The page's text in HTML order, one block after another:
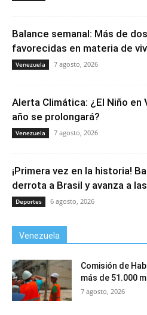
Balance semanal: Más de
favorecidas en materia de
Venezuela 7 agosto, 2026
Alerta Climática: ¿El Niño en
año se prolongará?
Venezuela 7 agosto, 2026
¡Primera vez en la historia!
derrota a Brasil y avanza a
Deportes 6 agosto, 2026
Venezuela
Comisión de
más de 51.000
7 agosto, 2026